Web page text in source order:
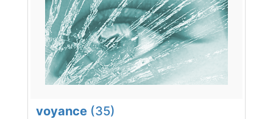
voyance (35)